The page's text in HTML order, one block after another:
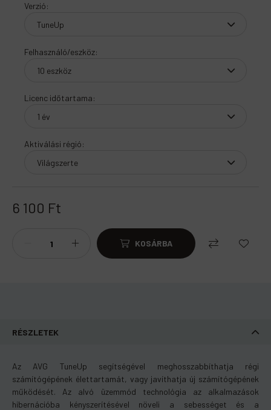
Verzió:
Felhasználó/eszköz:
Licenc időtartama:
Aktiválási régió:
6 100 Ft
KOSÁRBA
RÉSZLETEK
Az AVG TuneUp segítségével meghosszabbíthatja régi
számítógépének élettartamát, vagy javíthatja új számítógépének
működését. Az alvó üzemmód technológia az alkalmazások
hibernációba kényszerítésével növeli a sebességet és a